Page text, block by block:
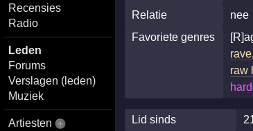
Recensies
Radio
Leden
Forums
Verslagen (leden)
Muziek
Artiesten
Relatie
nee
Favoriete genres
rave
raw
Lid sinds